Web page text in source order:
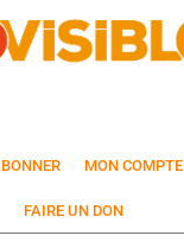
MON COMPTE
FAIRE UN DON